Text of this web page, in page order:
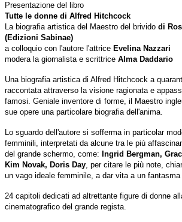
Presentazione del libro
Tutte le donne di Alfred Hitchcock
La biografia artistica del Maestro del brivido di
(Edizioni Sabinae)
a colloquio con l'autore l'attrice Evelina Nazzari
modera la giornalista e scrittrice Alma Daddario
Una biografia artistica di Alfred Hitchcock a
raccontata attraverso la visione ragionata e
famosi. Geniale inventore di forme, il Maestro
sue opere una particolare biografia dell'anima.
Lo sguardo dell'autore si sofferma in particolar
femminili, interpretati da alcune tra le più
del grande schermo, come: Ingrid Bergman,
Kim Novak, Doris Day, per citare le più note,
un vago ideale femminile, a dar vita a un fantasma
24 capitoli dedicati ad altrettante figure di donne
cinematografico del grande regista.